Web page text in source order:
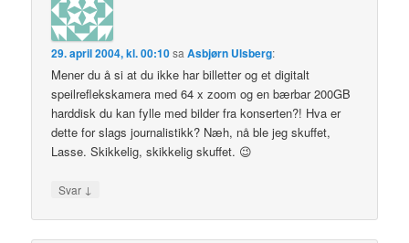
29. april 2004, kl. 00:10sa Asbjørn Ulsberg:
Mener du å si at du ikke har billetter og et digitalt
speilreflekskamera med 64 x zoom og en bærbar 200GB
harddisk du kan fylle med bilder fra konserten?! Hva er
dette for slags journalistikk? Næh, nå ble jeg skuffet,
Lasse. Skikkelig, skikkelig skuffet. 😉
Svar ↓